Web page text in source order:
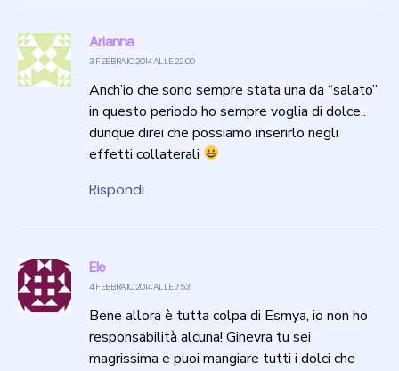
Arianna
3 FEBBRAIO 2014 ALLE 22:00
Anch’io che sono sempre stata una da “salato”
in questo periodo ho sempre voglia di dolce..
dunque direi che possiamo inserirlo negli
effetti collaterali
Rispondi
Ele
4 FEBBRAIO 2014 ALLE 7:53
Bene allora è tutta colpa di Esmya, io non ho
responsabilità alcuna! Ginevra tu sei
magrissima e puoi mangiare tutti i dolci che